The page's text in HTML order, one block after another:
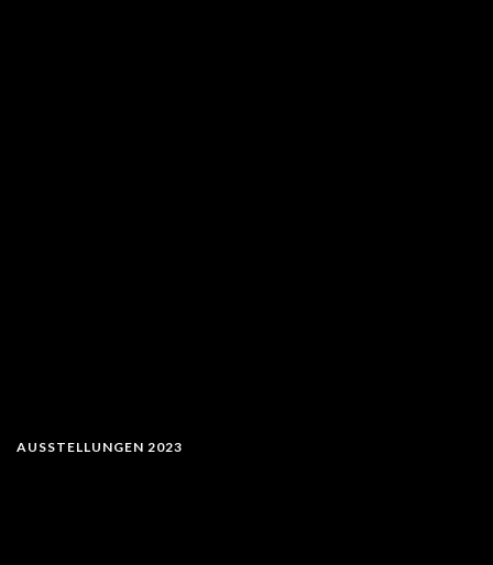
AUSSTELLUNGEN 2023